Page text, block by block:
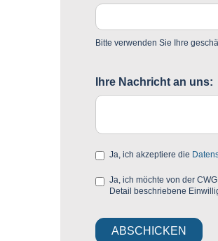
Bitte verwenden Sie Ihre
Ihre Nachricht an uns:
Ja, ich akzeptiere die
Ja, ich möchte von der
Detail beschriebene